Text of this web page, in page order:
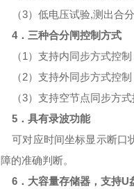
（3）低电压试验,测出合
4．三种合分闸控制方式
（1）支持内同步方式控制
（2）支持外同步方式控制
（3）支持空节点同步方式
5．具有录波功能
可对应时间坐标显示断
障的准确判断。
6．大容量存储器，支持U